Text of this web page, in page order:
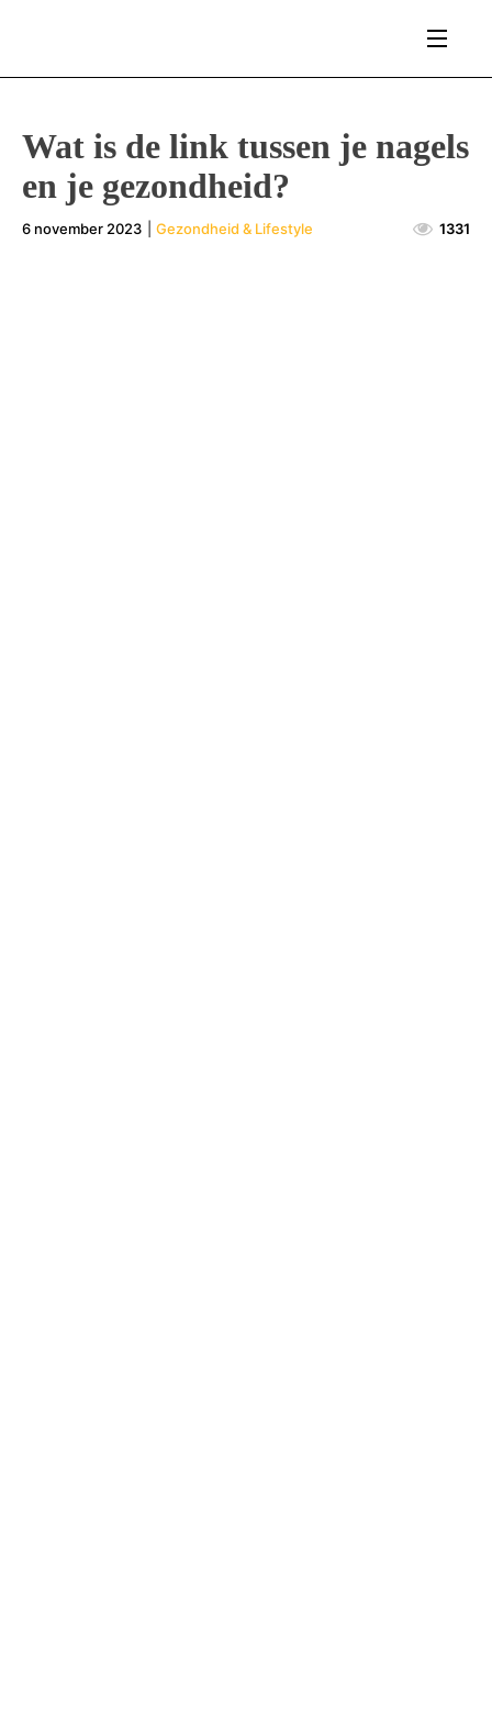
Wat is de link tussen je nagels
en je gezondheid?
6 november 2023 Gezondheid & Lifestyle 1331